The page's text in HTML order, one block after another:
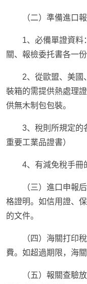
（二）準備進口報
1、必備單證資料
關、報檢委托書各一份
2、從歐盟、美國
裝箱的需提供熱處理
供無木制包包裝。
3、稅則所規定的各
重要工業品證書）
4、有減免稅手冊的
（三）進口申報后
格證明。如信用證、
的文件。
（四）海關打印稅
費。如超過期限，海
（五）報關查驗放